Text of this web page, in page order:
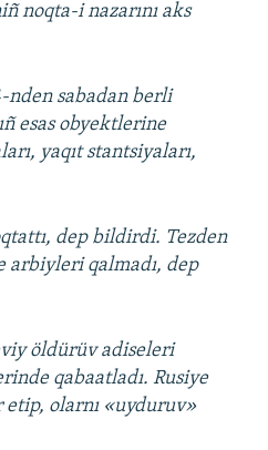
noqta-i nazarını aks
nden sabadan berli
esas obyektlerine
yaqıt stantsiyaları,
dep bildirdi. Tezden
arbiyleri qalmadı, dep
öldürüv adiseleri
qabaatladı. Rusiye
olarnı «uyduruv»